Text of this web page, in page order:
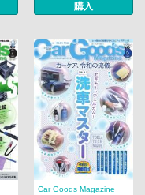
購入
Car Goods Magazine